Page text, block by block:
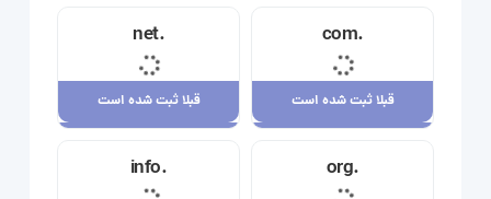
.com
قبلا ثبت شده است
23,710,000 ریال
.net
قبلا ثبت شده است
.org
.info